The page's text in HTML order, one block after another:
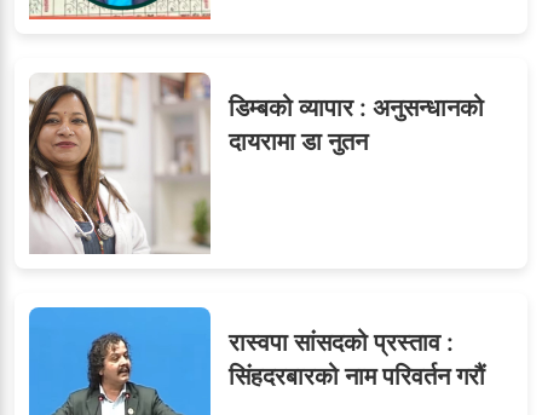
९ओएनएमका नाममा अत्याचार :
सब–इन्जिनियरहरुको गम्भीर
ध्यानाकर्षण
डिम्बको व्यापार : अनुसन्धानको
दायरामा डा नुतन
रास्वपा सांसदको प्रस्ताव :
सिंहदरबारको नाम परिवर्तन गरौं